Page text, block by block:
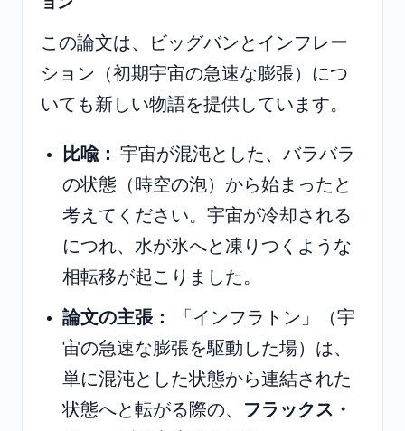
ョン
この論文は、ビッグバンとインフレー
ション（初期宇宙の急速な膨張）につ
いても新しい物語を提供しています。
比喩： 宇宙が混沌とした、バラバラ
の状態（時空の泡）から始まったと
考えてください。宇宙が冷却される
につれ、水が氷へと凍りつくような
相転移が起こりました。
論文の主張：
「インフラトン」（宇
宙の急速な膨張を駆動した場）は、
単に混沌とした状態から連結された
状態へと転がる際の、 フラックス・